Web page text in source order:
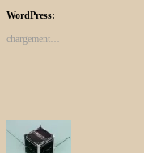
WordPress:
chargement…